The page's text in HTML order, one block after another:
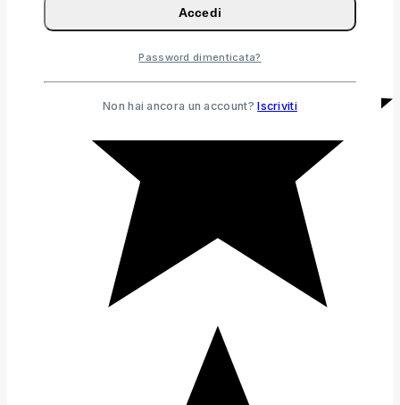
Accedi
Password dimenticata?
Non hai ancora un account?Iscriviti